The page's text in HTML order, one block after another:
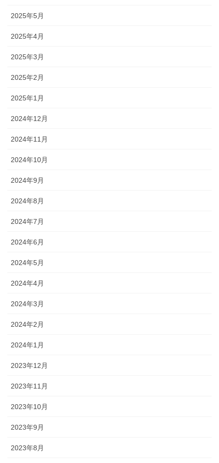
2025年5月
2025年4月
2025年3月
2025年2月
2025年1月
2024年12月
2024年11月
2024年10月
2024年9月
2024年8月
2024年7月
2024年6月
2024年5月
2024年4月
2024年3月
2024年2月
2024年1月
2023年12月
2023年11月
2023年10月
2023年9月
2023年8月